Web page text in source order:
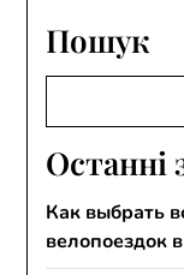
Пошук
Останні
Как выбрать
велопоездок